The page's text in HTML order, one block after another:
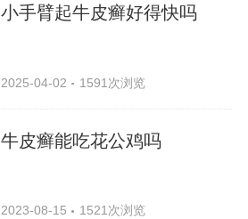
小手臂起牛皮癣好得快吗
2025-04-02 1591次浏览
牛皮癣能吃花公鸡吗
2023-08-15 1521次浏览